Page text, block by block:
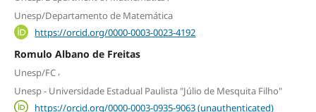
Unesp/Departamento de Matemática
https://orcid.org/0000-0003-0023-4192
Romulo Albano de Freitas
Unesp/FC,
Unesp - Universidade Estadual Paulista "Júlio de Mesquita Filho"
https://orcid.org/0000-0003-0935-9063 (unauthenticated)